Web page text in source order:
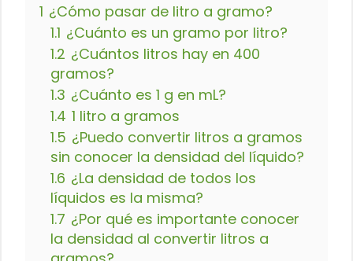
1 ¿Cómo pasar de litro a gramo?
1.1 ¿Cuánto es un gramo por litro?
1.2 ¿Cuántos litros hay en 400
gramos?
1.3 ¿Cuánto es 1 g en mL?
1.4 1 litro a gramos
1.5 ¿Puedo convertir litros a gramos
sin conocer la densidad del líquido?
1.6 ¿La densidad de todos los
líquidos es la misma?
1.7 ¿Por qué es importante conocer
la densidad al convertir litros a